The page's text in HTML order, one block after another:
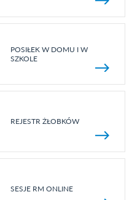
POSIŁEK W DOMU I W
SZKOLE
REJESTR ŻŁOBKÓW
SESJE RM ONLINE